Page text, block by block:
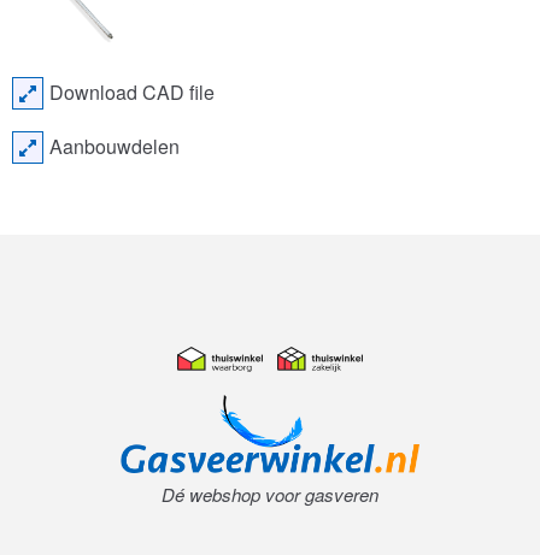
Download CAD file
Aanbouwdelen
Dé webshop voor gasveren